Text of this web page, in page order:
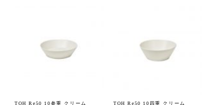
TOH Re50 10参重 クリーム TOH Re50 10四重 クリーム